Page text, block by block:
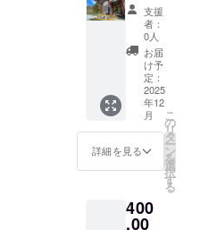
ンディ
ング手
数料と
配送料
の都合
で少々
割高に
なって
おりま
ご容赦
くださ
負担く
ださ
い。 ・
クラウ
ドファ
ンディ
ング終
了後、
会場な
ど詳細
情報を
メール
にてご
ます。
くす
ろーど
プライ
ベート
ツアー
（1グ
ループ5
名様ま
で）
【ツ
アーガ
イド：
農場
FJP農
地、地
支援
者：
0人
お届
け予
定：
2025
年12
月
詳細を見る
こ
の
リ
タ
ー
ン
を
選
択
す
る
400
,00